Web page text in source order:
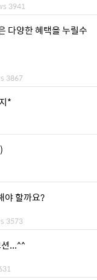
3941
다양한 혜택을 누릴수
3867
*
야 할까요?
3573
...^^